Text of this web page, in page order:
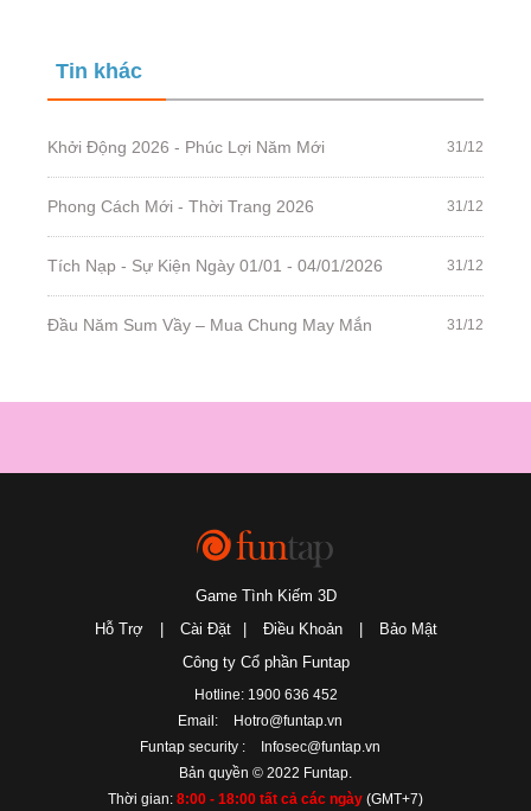
Tin khác
Khởi Động 2026 - Phúc Lợi Năm Mới 31/12
Phong Cách Mới - Thời Trang 2026 31/12
Tích Nạp - Sự Kiện Ngày 01/01 - 04/01/2026 31/12
Đầu Năm Sum Vầy – Mua Chung May Mắn 31/12
Game Tình Kiếm 3D
Hỗ Trợ
Cài Đặt Điều Khoản
Bảo Mật
Công ty Cổ phần Funtap
Hotline: 1900 636 452
Email:
Hotro@funtap.vn
Funtap security :
Infosec@funtap.vn
Bản quyền © 2022 Funtap.
Thời gian: 8:00 - 18:00 tất cả các ngày (GMT+7)